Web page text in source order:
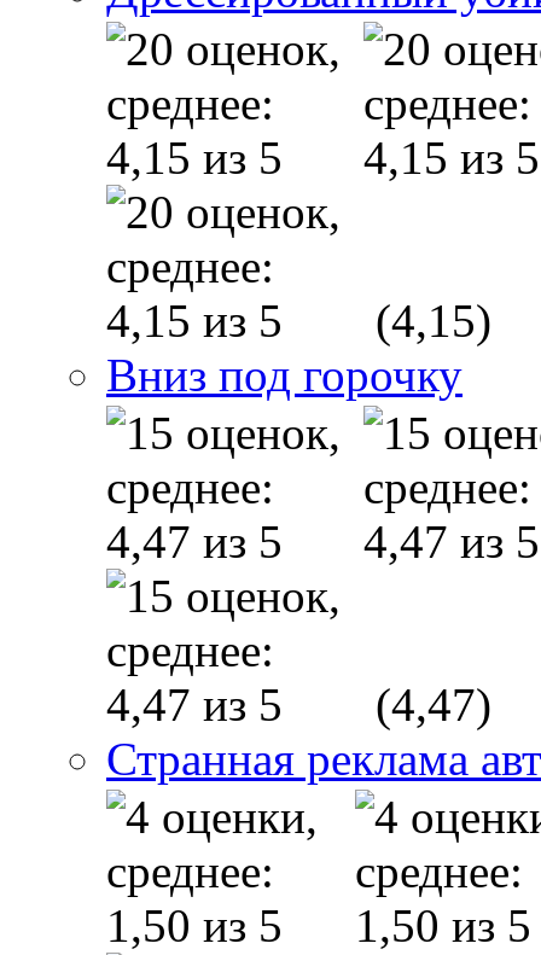
(4,15)
Вниз под горочку
(4,47)
Странная реклама